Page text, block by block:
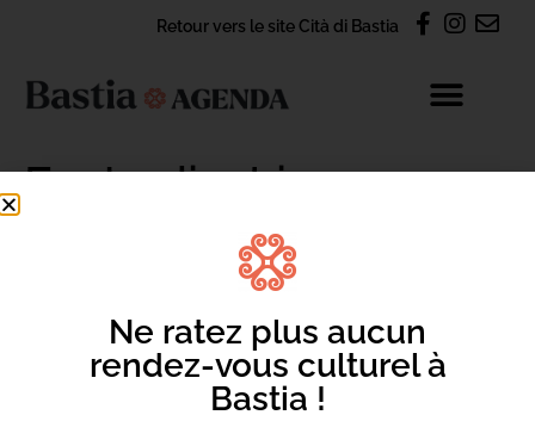
Retour vers le site Cità di Bastia
Festa di a Lingua
CONTACT
Ne ratez plus aucun
rendez-vous culturel à
Bastia !